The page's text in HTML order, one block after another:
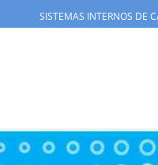
SISTEMAS INTERNOS DE